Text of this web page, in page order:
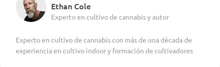
Ethan Cole
Experto en cultivo de cannabis y autor
Experto en cultivo de cannabis con más de una década de
experiencia en cultivo indoor y formación de cultivadores